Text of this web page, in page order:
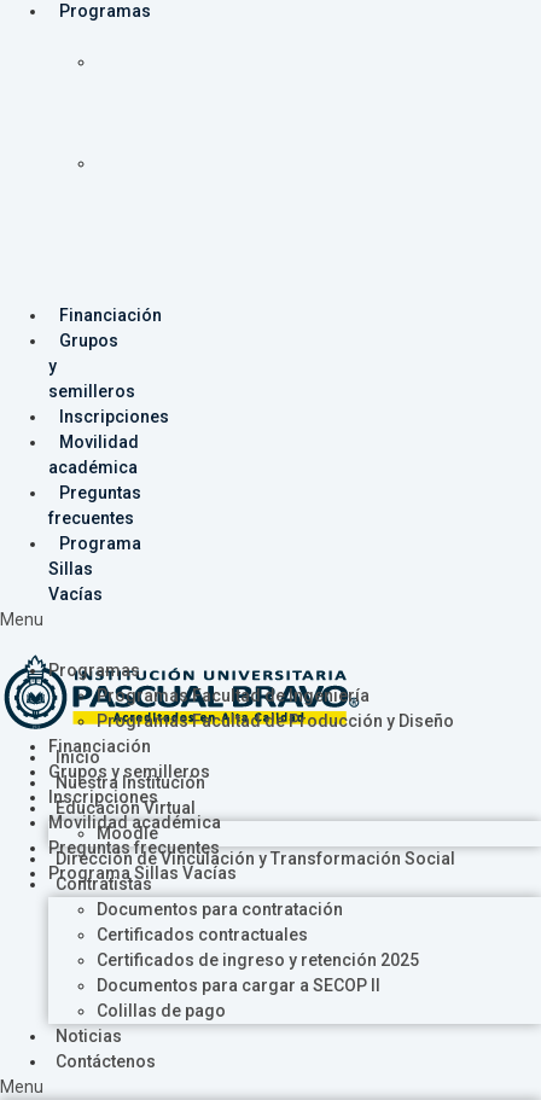
Programas
Financiación
Grupos
y
semilleros
Inscripciones
Movilidad
académica
Preguntas
frecuentes
Programa
Sillas
Vacías
Menu
Programas
Programas Facultad de Ingeniería
Programas Facultad de Producción y Diseño
Financiación
Grupos y semilleros
Inscripciones
Movilidad académica
Preguntas frecuentes
Programa Sillas Vacías
Inicio
Nuestra Institución
Educación Virtual
Moodle
Dirección de Vinculación y Transformación Social
Contratistas
Documentos para contratación
Certificados contractuales
Certificados de ingreso y retención 2025
Documentos para cargar a SECOP II
Colillas de pago
Noticias
Contáctenos
Menu